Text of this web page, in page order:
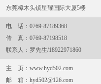
东莞樟木头镇星耀国际大厦5楼
电 话：0769-87189368
传 真：0769-87198518
联系人：罗先生/18922971860
主 页： www.hyd502.com
邮 箱： hyd502@126.com